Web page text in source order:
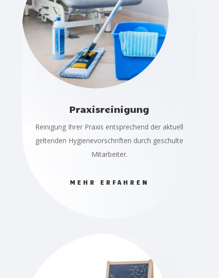
Praxisreinigung
Reinigung Ihrer Praxis entsprechend der aktuell
geltenden Hygienevorschriften durch geschulte
Mitarbeiter.
MEHR ERFAHREN